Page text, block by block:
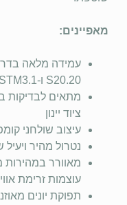
מאפיינים:
S20.20 ו-ANSI/ESD STM3.1
מתאים לבדיקות
ציוד יינון
עיצוב שולחני
נטרול מהיר
מאוורר
עוצמות זרימת